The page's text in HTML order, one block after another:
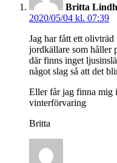
Britta
2020/05/04 kl. 07:39
Jag har fått ett olivträd
jordkällare som håller
där finns inget
något slag så att det
Eller får jag finna mig
vinterförvaring
Britta